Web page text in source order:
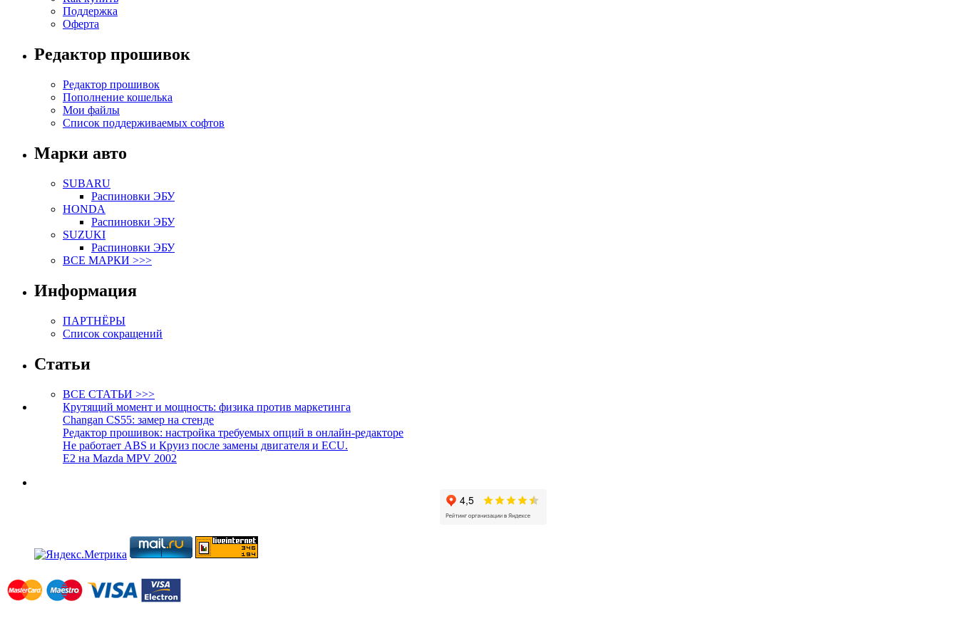
Поддержка
Оферта
Редактор прошивок
Редактор прошивок
Пополнение кошелька
Мои файлы
Список поддерживаемых софтов
Марки авто
SUBARU
Распиновки ЭБУ
HONDA
Распиновки ЭБУ
SUZUKI
Распиновки ЭБУ
ВСЕ МАРКИ >>>
Информация
ПАРТНЁРЫ
Список сокращений
Статьи
ВСЕ СТАТЬИ >>>
Крутящий момент и мощность: физика против маркетинга
Changan CS55: замер на стенде
Редактор прошивок: настройка требуемых опций в онлайн-редакторе
Не работает ABS и Круиз после замены двигателя и ECU.
E2 на Mazda MPV 2002